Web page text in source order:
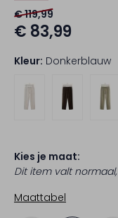
€ 119,99
€ 83,99
Kleur: Donkerblauw
Kies je maat:
Dit item valt
Maattabel